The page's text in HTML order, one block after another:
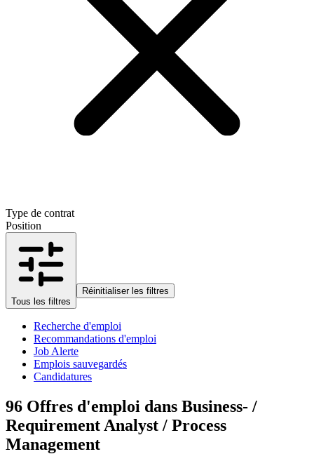
Type de contrat
Position
Tous les filtres
Réinitialiser les filtres
Recherche d'emploi
Recommandations d'emploi
Job Alerte
Emplois sauvegardés
Candidatures
96 Offres d'emploi dans Business- /
Requirement Analyst / Process
Management